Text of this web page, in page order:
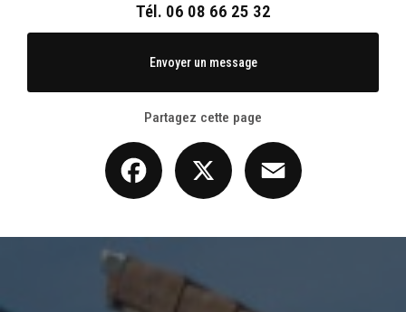
Tél. 06 08 66 25 32
Envoyer un message
Partagez cette page
Facebook